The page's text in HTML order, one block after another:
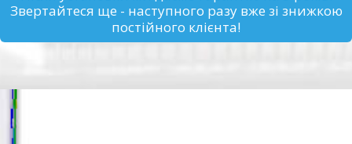
Звертайтеся ще - наступного разу вже зі знижкою
постійного клієнта!